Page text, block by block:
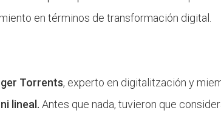
en términos de transformación digital.
Torrents, experto en digitalitzación y
lineal. Antes que nada, tuvieron que